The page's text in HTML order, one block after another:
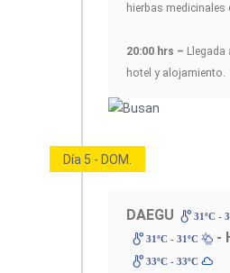
hierbas medicinales
20:00 hrs – Llegada
hotel y alojamiento.
Día 5 - DOM.
DAEGU 31ºC -
31ºC - 31ºC -
33ºC - 33ºC